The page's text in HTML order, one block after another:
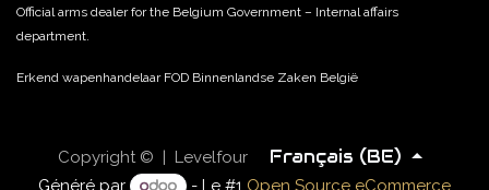
Official arms dealer for the Belgium Government – Internal affairs
department.
Erkend wapenhandelaar FOD Binnenlandse Zaken België
Copyright © | Levelfour Français (BE)
Généré par - Le #1 Open Source eCommerce